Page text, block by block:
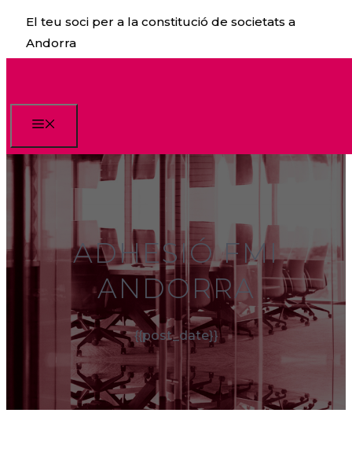
Vés
contingut
El teu soci per a la constitució de societats a
Andorra
ADHESIÓ FMI
ANDORRA
{{post_date}}